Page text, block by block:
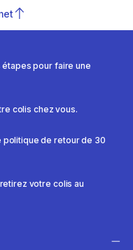
pour faire une
colis chez vous.
politique de retour de 30
votre colis au